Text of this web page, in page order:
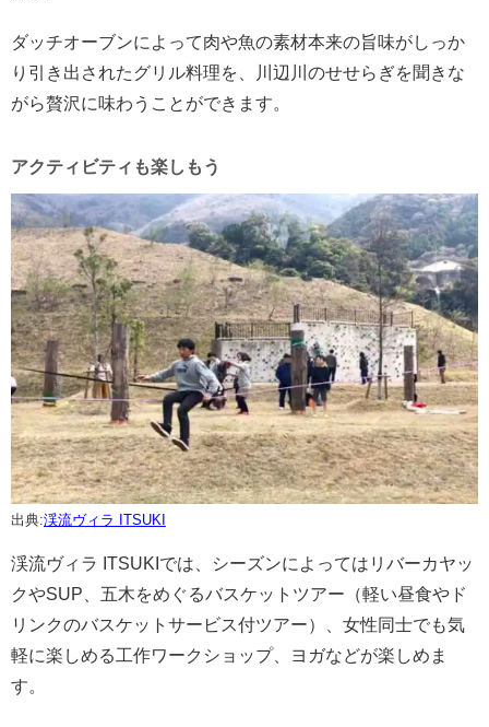
ダッチオーブンによって肉や魚の素材本来の旨味がしっか
り引き出されたグリル料理を、川辺川のせせらぎを聞きな
がら贅沢に味わうことができます。
アクティビティも楽しもう
出典:渓流ヴィラ ITSUKI
渓流ヴィラ ITSUKIでは、シーズンによってはリバーカヤッ
クやSUP、五木をめぐるバスケットツアー（軽い昼食やド
リンクのバスケットサービス付ツアー）、女性同士でも気
軽に楽しめる工作ワークショップ、ヨガなどが楽しめま
す。